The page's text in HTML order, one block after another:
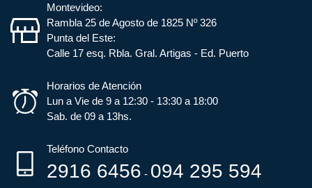
Montevideo:
Rambla 25 de Agosto de 1825 Nº 326
Punta del Este:
Calle 17 esq. Rbla. Gral. Artigas - Ed. Puerto
Horarios de Atención
Lun a Vie de 9 a 12:30 - 13:30 a 18:00
Sab. de 09 a 13hs.
Teléfono Contacto
2916 6456 - 094 295 594